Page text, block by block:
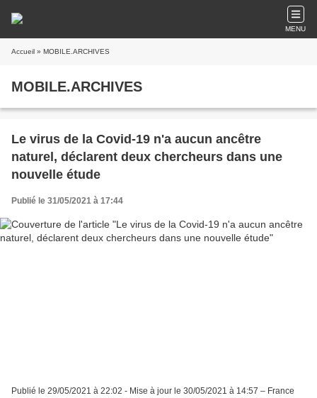
MENU
Accueil » MOBILE.ARCHIVES
MOBILE.ARCHIVES
Le virus de la Covid-19 n'a aucun ancêtre
naturel, déclarent deux chercheurs dans une
nouvelle étude
Publié le 31/05/2021 à 17:44
Publié le 29/05/2021 à 22:02 - Mise à jour le 30/05/2021 à 14:57 – France